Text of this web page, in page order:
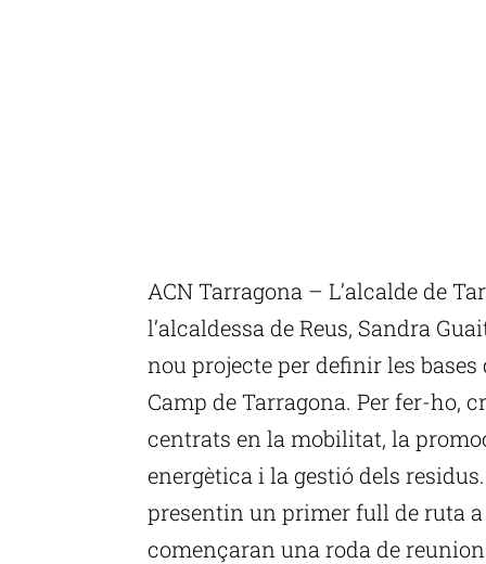
ACN Tarragona – L’alcalde de
l’alcaldessa de Reus, Sandra
nou projecte per definir les
Camp de Tarragona. Per fer-ho,
centrats en la mobilitat, la
energètica i la gestió dels
presentin un primer full de ruta
començaran una roda de